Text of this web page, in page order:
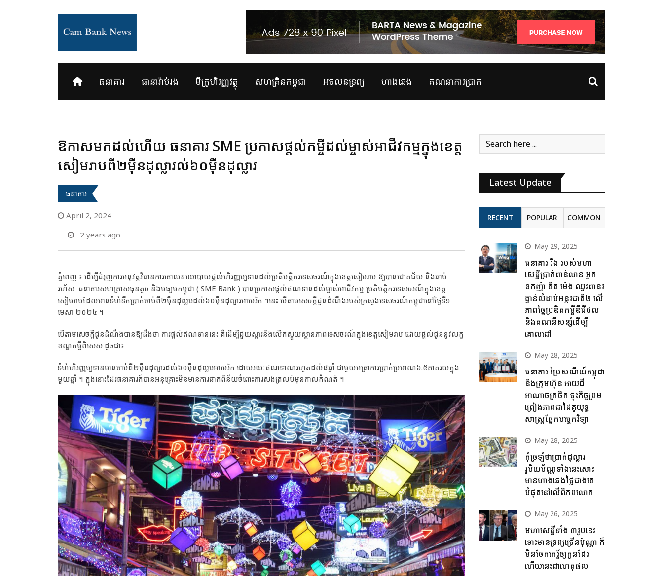
ធនាគារ ធានារ៉ាប់រង មីក្រូហិរញ្ញវត្ថុ សហគ្រិនកម្ពុជា អចលនទ្រព្យ ហាងឆេង គណនាការប្រាក់
ឱកាសមកដល់​ហើយ ធនាគារ​ SME ប្រកាស​ផ្ដល់​កម្ចី​ដល់​ម្ចាស់អាជីវកម្ម​ក្នុង​​ខេត្ត
សៀមរាប​​ពី​២ម៉ឺន​ដុល្លារល់​៦០ម៉ឺនដុល្លារ​
ធនាគារ
April 2, 2024
2 years ago
​ភ្នំពេញ ៖ ដើម្បីជំរុញការ​អនុវត្ត​វិធានការ​គោល​នយោបាយផ្ដល់​ហិរញ្ញប្បទាន​ដល់​ប្រតិបត្តិ​ករ​ទេសចរណ៍​ក្នុង​ខេត្ត​សៀមរាប ឱ្យ​បានជោគជ័យ និង​ឆាប់
រហ័ស ធនាគារ​សហគ្រាស​ធុនតូច និងមធ្យម​​កម្ពុជា ( SME Bank ) បានប្រកាស​ផ្ដល់​ឥណទានដល់​ម្ចាស់អាជីវកម្ម ប្រតិបត្តិករទេសចរណ៍ក្នុង​ខេត្ត
សៀមរាប​​ដែល​មានទំហំ​ទឹកប្រាក់​ចាប់ពី​២ម៉ឺនដុល្លារ​ដល់​៦០ម៉ឺន​ដុល្លា​រអាមេរិក ។​នេះ បើតាម​សេចក្ដីជូន​ដំណឹង​របស់​ក្រសួង​ទេសចរណ៍​កម្ពុជា​នៅថ្ងៃទី​១
មេសា ២០២៤ ។​
បើតាម​សេចក្ដីជូន​ដំណឹង​បានឱ្យដឹងថា ការផ្ដល់​ឥណទាន​នេះ គឺដើម្បីជួយស្ដារ​និងលើកស្ទួយ​ស្ថានភាពទេសចរណ៍​ក្នុង​ខេត្តសៀមរាប ដោយផ្ដល់ជូននូវ​លក្ខ
ខណ្ឌ​កម្ចីពិសេស ដូចជា​៖
ទំហំហិរញ្ញប្បទាន​មានចាប់ពី​២ម៉ឺនដុល្លារ​ដល់​៦០ម៉ឺនដុល្លា​រអាមេរិក ដោយ​រយៈ​ឥណទាណ​រហូតដល់​៨​ឆ្នាំ ជាមួយ​អត្រា​ការ​ប្រាក់​ប្រមាណ៦.៥ភាគរយក្នុង
មួយ​ឆ្នាំ ។ ក្នុងនោះដែរ​ធនាគារក៏បានអនុគ្រោះ​មិនមានការផាកពិន័យ​ចំពោះការសងត្រលប់មុន​កាលកំណត់ ។
Latest Update
RECENT POPULAR COMMON
May 29, 2025
ធនាគារ វីង របស់មហា
សេដ្ឋីប្រាក់ពាន់លាន អ្នក
ឧកញ៉ា គិត ម៉េង ឈ្នះពានរ
ង្វាន់លំដាប់អន្តរជាតិ២ លើ
ភាពច្នៃប្រឌិតកម្ចីឌីជីថល
និងគណនីសន្សំដើម្បី
គោលដៅ
May 28, 2025
ធនាគារ ប្រៃសណីយ៍កម្ពុជា
និងក្រុមហ៊ុន អាយជី
អាណាចក្រថិក ចុះកិច្ចព្រម
ព្រៀងភាពជាដៃគូយុទ្ធ
សាស្ត្រផ្នែកបច្ចេកវិទ្យា
May 28, 2025
កុំច្រឡំថាប្រាក់ដុល្លារ
រូបិយប័ណ្ណទាំងនេះសោះ
មានហាងឆេងថ្លៃជាងគេ
បំផុតនៅលើពិភពលោក
May 26, 2025
មហាសេដ្ឋីទាំង ៣រូបនេះ
ទោះមានទ្រព្យច្រើនប៉ុណ្ណា ក៏
មិនចែកកេរ្តិ៍ឲ្យកូនដែរ
ហើយនេះជាហេតុផល